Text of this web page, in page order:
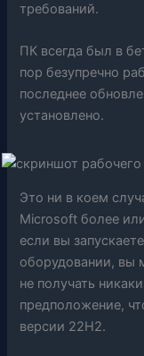
требований.
ПК всегда был в
пор безупречно
последнее
установлено.
Это ни в коем
Microsoft более
если вы
оборудовании, вы
не получать
предположение,
версии 22H2.